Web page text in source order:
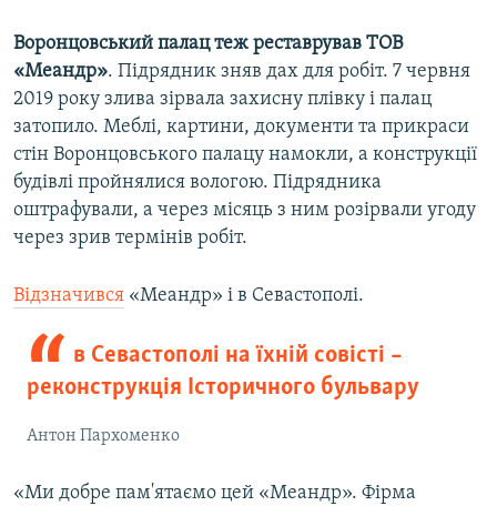
Воронцовський палац теж реставрував ТОВ
«Меандр». Підрядник зняв дах для робіт. 7 червня
2019 року злива зірвала захисну плівку і палац
затопило. Меблі, картини, документи та прикраси
стін Воронцовського палацу намокли, а конструкції
будівлі пройнялися вологою. Підрядника
оштрафували, а через місяць з ним розірвали угоду
через зрив термінів робіт.
Відзначився «Меандр» і в Севастополі.
в Севастополі на їхній совісті –
реконструкція Історичного бульвару
Антон Пархоменко
«Ми добре пам'ятаємо цей «Меандр». Фірма